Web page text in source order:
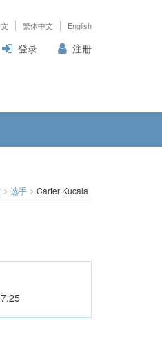
繁体中文 English
登录 注册
选手 Carter Kucala